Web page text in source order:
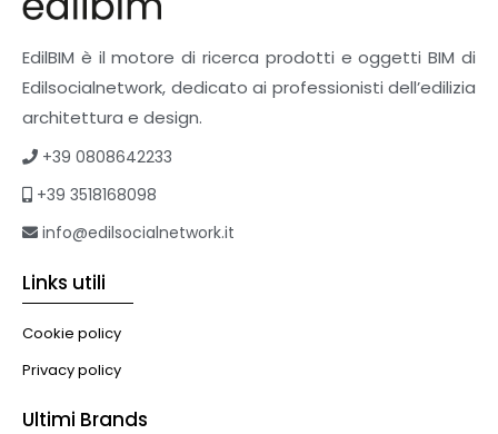
EdilBIM è il motore di ricerca prodotti e oggetti BIM di
Edilsocialnetwork, dedicato ai professionisti dell’edilizia
architettura e design.
+39 0808642233
+39 3518168098
info@edilsocialnetwork.it
Links utili
Cookie policy
Privacy policy
Ultimi Brands